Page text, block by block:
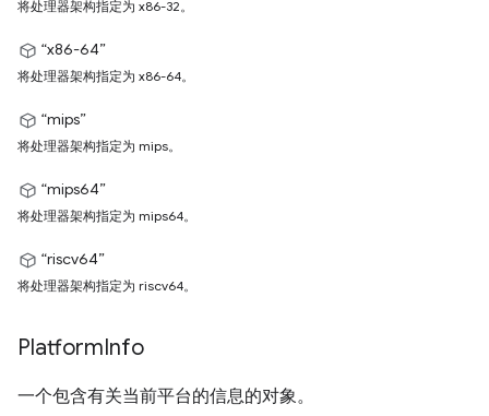
将处理器架构指定为 x86-32。
“x86-64”
将处理器架构指定为 x86-64。
“mips”
将处理器架构指定为 mips。
“mips64”
将处理器架构指定为 mips64。
“riscv64”
将处理器架构指定为 riscv64。
PlatformInfo
一个包含有关当前平台的信息的对象。